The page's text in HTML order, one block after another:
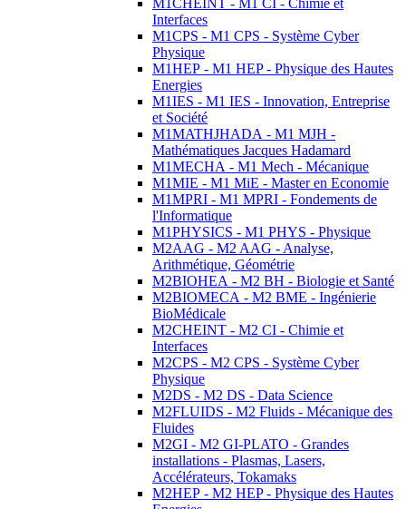
M1CHEINT - M1 CI - Chimie et
Interfaces
M1CPS - M1 CPS - Système Cyber
Physique
M1HEP - M1 HEP - Physique des Hautes
Energies
M1IES - M1 IES - Innovation, Entreprise
et Société
M1MATHJHADA - M1 MJH -
Mathématiques Jacques Hadamard
M1MECHA - M1 Mech - Mécanique
M1MIE - M1 MiE - Master en Economie
M1MPRI - M1 MPRI - Fondements de
l'Informatique
M1PHYSICS - M1 PHYS - Physique
M2AAG - M2 AAG - Analyse,
Arithmétique, Géométrie
M2BIOHEA - M2 BH - Biologie et Santé
M2BIOMECA - M2 BME - Ingénierie
BioMédicale
M2CHEINT - M2 CI - Chimie et
Interfaces
M2CPS - M2 CPS - Système Cyber
Physique
M2DS - M2 DS - Data Science
M2FLUIDS - M2 Fluids - Mécanique des
Fluides
M2GI - M2 GI-PLATO - Grandes
installations - Plasmas, Lasers,
Accélérateurs, Tokamaks
M2HEP - M2 HEP - Physique des Hautes